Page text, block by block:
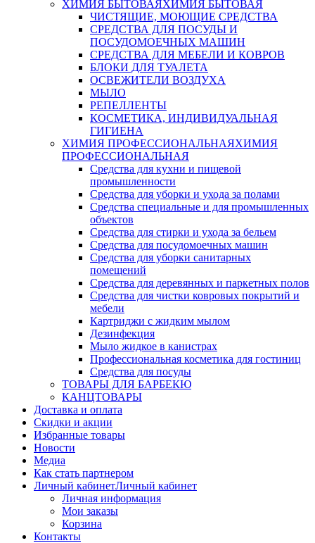
ХИМИЯ БЫТОВАЯХИМИЯ БЫТОВАЯ
ЧИСТЯЩИЕ, МОЮЩИЕ СРЕДСТВА
СРЕДСТВА ДЛЯ ПОСУДЫ И
ПОСУДОМОЕЧНЫХ МАШИН
СРЕДСТВА ДЛЯ МЕБЕЛИ И КОВРОВ
БЛОКИ ДЛЯ ТУАЛЕТА
ОСВЕЖИТЕЛИ ВОЗДУХА
МЫЛО
РЕПЕЛЛЕНТЫ
КОСМЕТИКА, ИНДИВИДУАЛЬНАЯ
ГИГИЕНА
ХИМИЯ ПРОФЕССИОНАЛЬНАЯХИМИЯ
ПРОФЕССИОНАЛЬНАЯ
Средства для кухни и пищевой
промышленности
Средства для уборки и ухода за полами
Средства специальные и для промышленных
объектов
Средства для стирки и ухода за бельем
Средства для посудомоечных машин
Средства для уборки санитарных
помещений
Средства для деревянных и паркетных полов
Средства для чистки ковровых покрытий и
мебели
Картриджи с жидким мылом
Дезинфекция
Мыло жидкое в канистрах
Профессиональная косметика для гостиниц
Средства для посуды
ТОВАРЫ ДЛЯ БАРБЕКЮ
КАНЦТОВАРЫ
Доставка и оплата
Скидки и акции
Избранные товары
Новости
Медиа
Как стать партнером
Личный кабинетЛичный кабинет
Личная информация
Мои заказы
Корзина
Контакты